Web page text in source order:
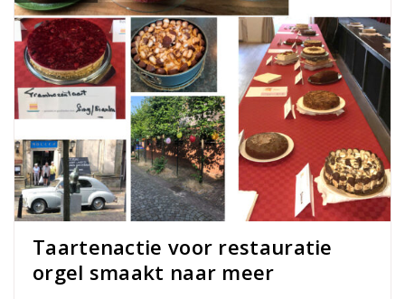
Taartenactie voor restauratie
orgel smaakt naar meer